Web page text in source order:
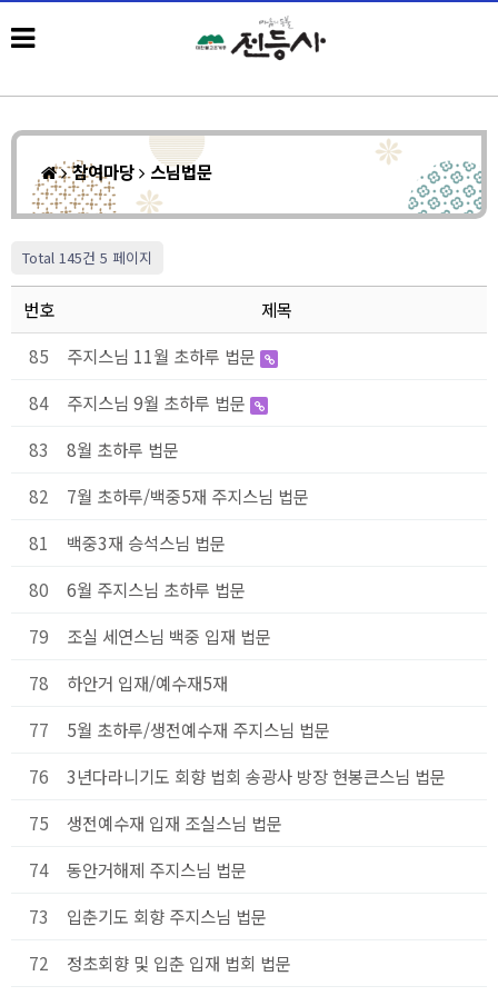
참여마당 스님법문
Total 145건 5 페이지
번호
제목
85
주지스님 11월 초하루 법문
84
주지스님 9월 초하루 법문
83
8월 초하루 법문
82
7월 초하루/백중5재 주지스님 법문
81
백중3재 승석스님 법문
80
6월 주지스님 초하루 법문
79
조실 세연스님 백중 입재 법문
78
하안거 입재/예수재5재
77
5월 초하루/생전예수재 주지스님 법문
76
3년다라니기도 회향 법회 송광사 방장 현봉큰스님 법문
75
생전예수재 입재 조실스님 법문
74
동안거해제 주지스님 법문
73
입춘기도 회향 주지스님 법문
72
정초회향 및 입춘 입재 법회 법문